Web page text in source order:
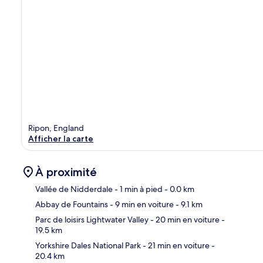
Ripon, England
Afficher la carte
À proximité
Vallée de Nidderdale- 1 min à pied - 0.0 km
Abbay de Fountains- 9 min en voiture- 9.1 km
Parc de loisirs Lightwater Valley- 20 min en voiture-
19.5 km
Yorkshire Dales National Park- 21 min en voiture-
20.4 km